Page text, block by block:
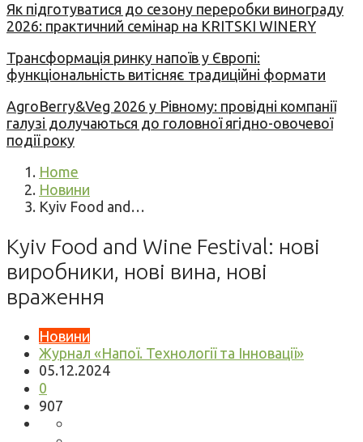
Як підготуватися до сезону переробки винограду
2026: практичний семінар на KRITSKI WINERY
Трансформація ринку напоїв у Європі:
функціональність витісняє традиційні формати
AgroBerry&Veg 2026 у Рівному: провідні компанії
галузі долучаються до головної ягідно-овочевої
події року
Home
Новини
Kyiv Food and…
Kyiv Food and Wine Festival: нові
виробники, нові вина, нові
враження
Новини
Журнал «Напої. Технології та Інновації»
05.12.2024
0
907